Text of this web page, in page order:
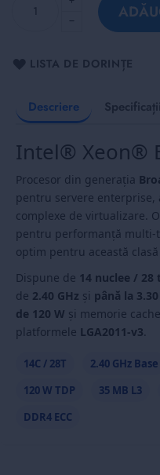
LISTA DE DORINȚE
Descriere Specificații
Intel® Xeon®
Procesor din generația
pentru servere
complexe de virtualizare.
pentru performanță
optim pentru această
Dispune de 14 nuclee / 28
de 2.40 GHz și până la 3.30
de 120 W și memorie
platformele LGA2011-v3.
14C / 28T 2.40 GHz Base
120 W TDP
35 MB L3
DDR4 ECC